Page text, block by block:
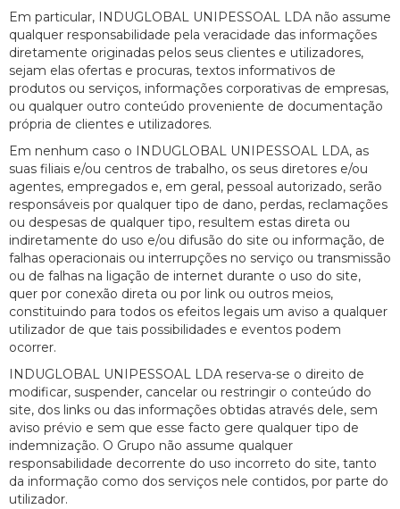
Em particular, INDUGLOBAL UNIPESSOAL LDA não assume
qualquer responsabilidade pela veracidade das informações
diretamente originadas pelos seus clientes e utilizadores,
sejam elas ofertas e procuras, textos informativos de
produtos ou serviços, informações corporativas de empresas,
ou qualquer outro conteúdo proveniente de documentação
própria de clientes e utilizadores.
Em nenhum caso o INDUGLOBAL UNIPESSOAL LDA, as
suas filiais e/ou centros de trabalho, os seus diretores e/ou
agentes, empregados e, em geral, pessoal autorizado, serão
responsáveis por qualquer tipo de dano, perdas, reclamações
ou despesas de qualquer tipo, resultem estas direta ou
indiretamente do uso e/ou difusão do site ou informação, de
falhas operacionais ou interrupções no serviço ou transmissão
ou de falhas na ligação de internet durante o uso do site,
quer por conexão direta ou por link ou outros meios,
constituindo para todos os efeitos legais um aviso a qualquer
utilizador de que tais possibilidades e eventos podem
ocorrer.
INDUGLOBAL UNIPESSOAL LDA reserva-se o direito de
modificar, suspender, cancelar ou restringir o conteúdo do
site, dos links ou das informações obtidas através dele, sem
aviso prévio e sem que esse facto gere qualquer tipo de
indemnização. O Grupo não assume qualquer
responsabilidade decorrente do uso incorreto do site, tanto
da informação como dos serviços nele contidos, por parte do
utilizador.